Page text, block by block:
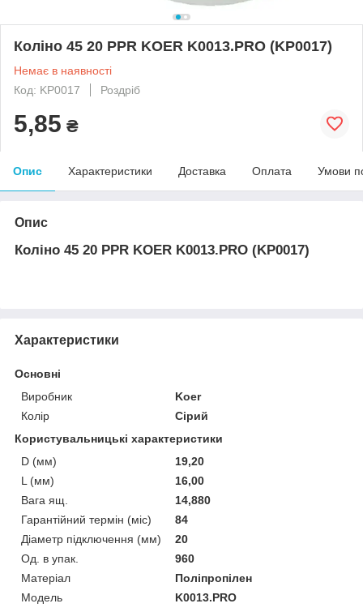
Коліно 45 20 PPR KOER K0013.PRO (KP0017)
Немає в наявності
Код: KP0017
Роздріб
5,85 ₴
Опис Характеристики Доставка Оплата Умови
Опис
Коліно 45 20 PPR KOER K0013.PRO (KP0017)
Характеристики
Основні
Виробник
Koer
Колір
Сірий
Користувальницькі характеристики
D (мм)
19,20
L (мм)
16,00
Вага ящ.
14,880
Гарантійний термін (міс)
84
Діаметр підключення (мм)
20
Од. в упак.
960
Матеріал
Поліпропілен
Мoдель
K0013.PRO